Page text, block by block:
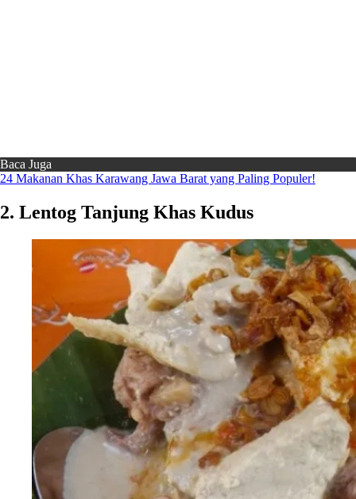
Baca Juga
24 Makanan Khas Karawang Jawa Barat yang Paling Populer!
2. Lentog Tanjung Khas Kudus